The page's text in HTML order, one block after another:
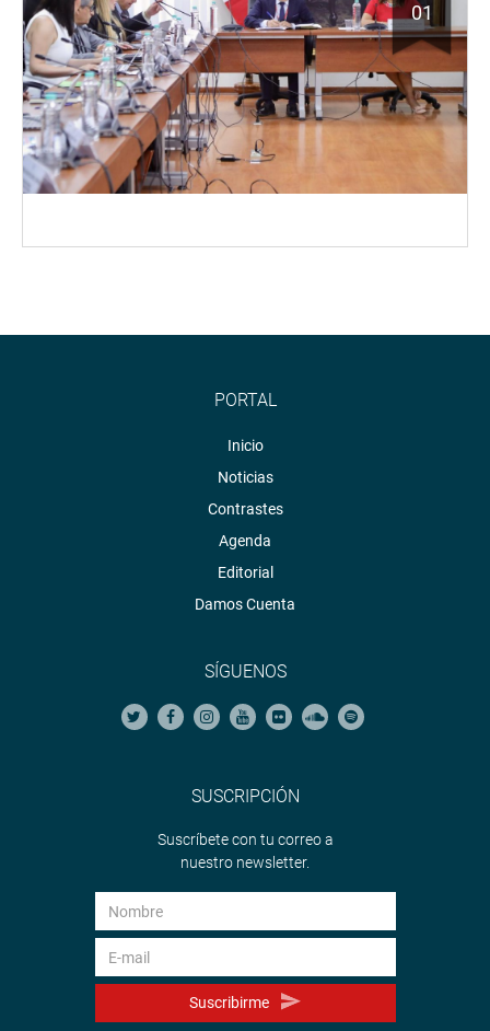
01
PORTAL
Inicio
Noticias
Contrastes
Agenda
Editorial
Damos Cuenta
SÍGUENOS
SUSCRIPCIÓN
Suscríbete con tu correo a
nuestro newsletter.
Suscribirme